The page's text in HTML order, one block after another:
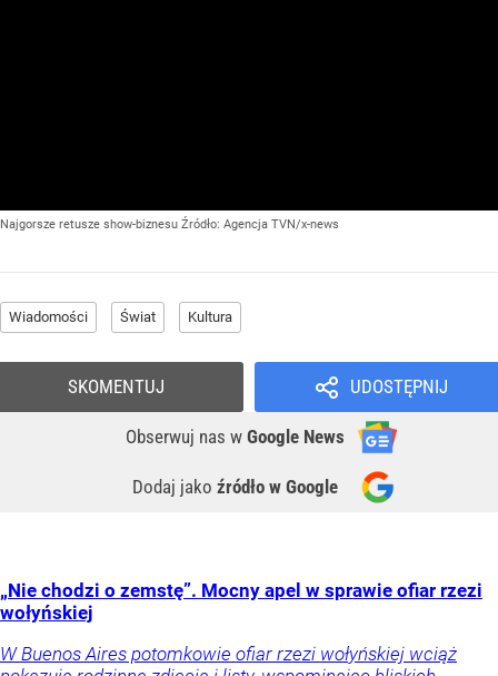
Najgorsze retusze show-biznesu Źródło: Agencja TVN/x-news
Wiadomości Świat Kultura
UDOSTĘPNIJ
Obserwuj nas w Google News
Dodaj jako źródło w Google
SKOMENTUJ
„Nie chodzi o zemstę”. Mocny apel w sprawie ofiar rzezi
wołyńskiej
W Buenos Aires potomkowie ofiar rzezi wołyńskiej wciąż